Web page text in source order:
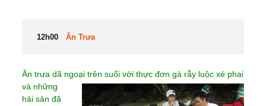
12h00 Ăn Trưa
Ăn trưa dã ngoại trên suối với thực đơn gà rẫy luộc xé phai
và những
hải sản đã